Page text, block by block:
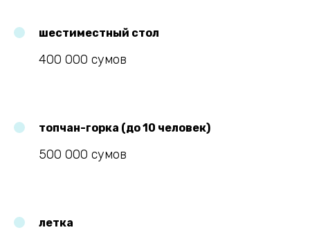
шестиместный стол
400 000 сумов
топчан-горка (до 10 человек)
500 000 сумов
летка